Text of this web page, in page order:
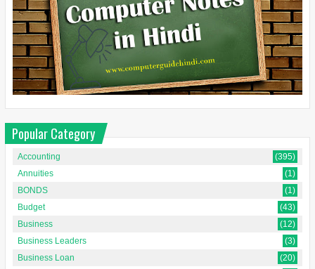
Popular Category
Accounting
(395)
Annuities
(1)
BONDS
(1)
Budget
(43)
Business
(12)
Business Leaders
(3)
Business Loan
(20)